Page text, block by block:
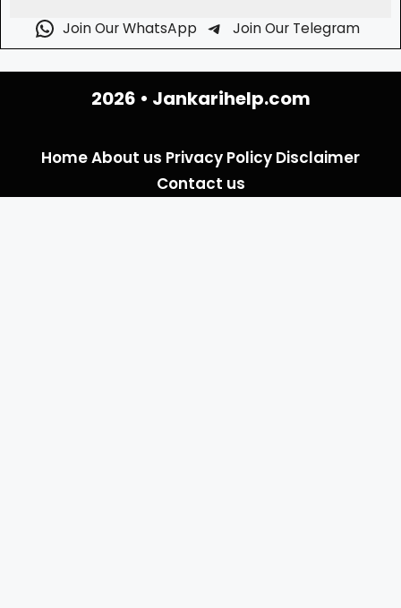
Join Our WhatsApp Join Our Telegram
2026 • Jankarihelp.com
HomeAbout us Privacy Policy Disclaimer
Contact us